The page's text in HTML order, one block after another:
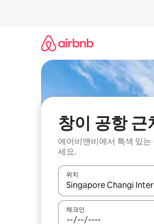
창이 공항 근
에어비앤비에서 특색 있
세요.
위치
결과가 나오면 위·아래 화
체크인